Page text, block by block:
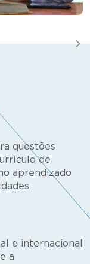
questões
de
aprendizado
e internacional
a